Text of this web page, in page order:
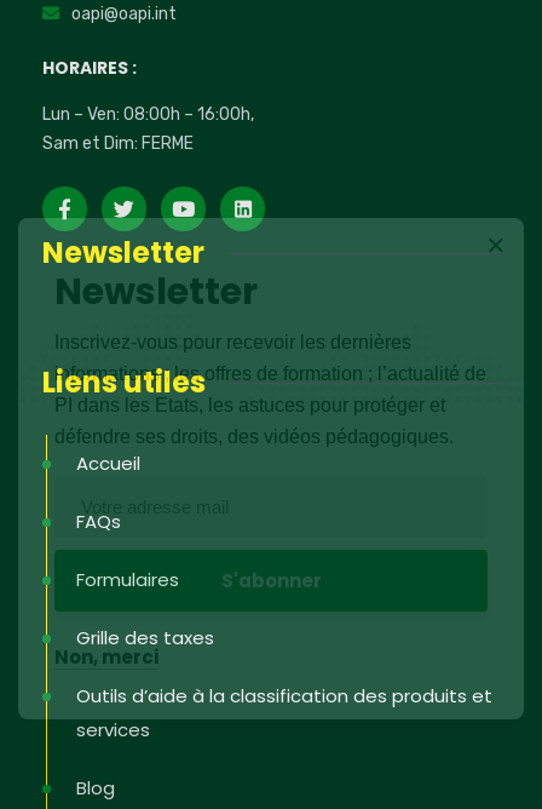
oapi@oapi.int
HORAIRES :
Lun – Ven: 08:00h – 16:00h,
Sam et Dim: FERME
Newsletter
Liens utiles
Accueil
FAQs
Formulaires
Grille des taxes
Outils d’aide à la classification des produits et
services
Blog
Newsletter
Inscrivez-vous pour recevoir les dernières
informations ; les offres de formation ; l’actualité de
PI dans les Etats, les astuces pour protéger et
défendre ses droits, des vidéos pédagogiques.
Non, merci